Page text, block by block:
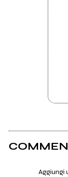
Aggiungi